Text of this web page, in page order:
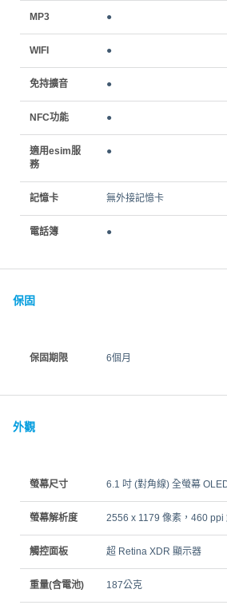
MP3 ●
WIFI ●
免持擴音 ●
NFC功能 ●
適用esim服
務
●
記憶卡 無外接記憶卡
電話簿 ●
保固
保固期限 6個月
外觀
螢幕尺寸 6.1 吋 (對角線) 全螢幕
螢幕解析度 2556 x 1179 像素，460 ppi
觸控面板 超 Retina XDR 顯示器
重量(含電池) 187公克